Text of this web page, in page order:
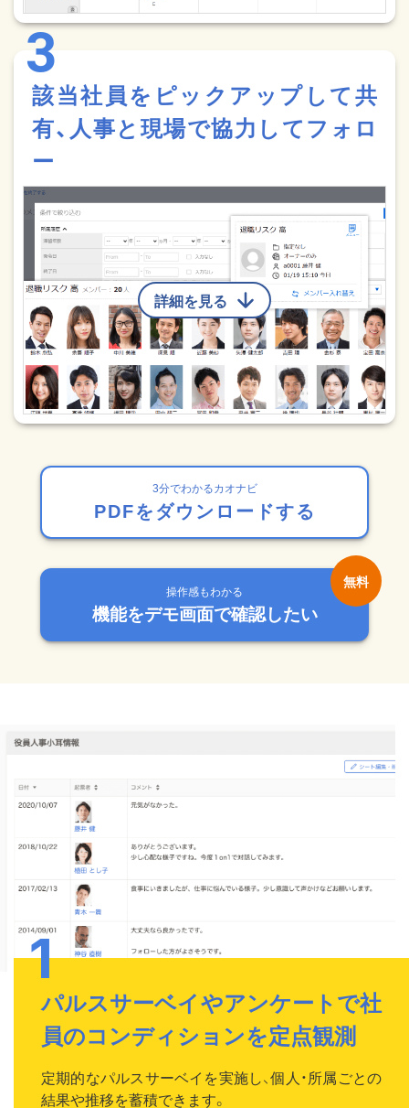
該当社員をピックアップして共
有、人事と現場で協力してフォロ
ー
詳細を見る
3分でわかるカオナビ
PDFをダウンロードする
操作感もわかる
機能をデモ画面で確認したい
パルスサーベイやアンケートで社
員のコンディションを定点観測
定期的なパルスサーベイを実施し、個人・所属ごとの
結果や推移を蓄積できます。